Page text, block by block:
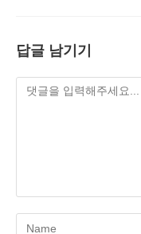
답글 남기기
Enter